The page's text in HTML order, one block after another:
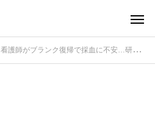
看護師がブランク復帰で採血に不安…研修活用で技術を取り戻す方法